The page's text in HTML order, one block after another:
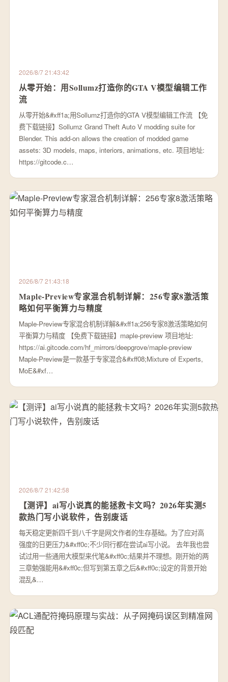
2026/8/7 21:43:42
从零开始：用Sollumz打造你的GTA V模型编辑工作
流
从零开始&#xff1a;用Sollumz打造你的GTA V模型编辑工作流 【免
费下载链接】Sollumz Grand Theft Auto V modding suite for
Blender. This add-on allows the creation of modded game
assets: 3D models, maps, interiors, animations, etc. 项目地址:
https://gitcode.c…
2026/8/7 21:43:18
Maple-Preview专家混合机制详解：256专家8激活策
略如何平衡算力与精度
Maple-Preview专家混合机制详解&#xff1a;256专家8激活策略如何
平衡算力与精度 【免费下载链接】maple-preview 项目地址:
https://ai.gitcode.com/hf_mirrors/deepgrove/maple-preview
Maple-Preview是一款基于专家混合&#xff08;Mixture of Experts,
MoE&#xf…
2026/8/7 21:42:58
【测评】ai写小说真的能拯救卡文吗？2026年实测5
款热门写小说软件，告别废话
每天稳定更新四千到八千字是网文作者的生存基础。为了应对高
强度的日更压力&#xff0c;不少同行都在尝试ai写小说。 去年我也尝
试过用一些通用大模型来代笔&#xff0c;结果并不理想。刚开始的两
三章勉强能用&#xff0c;但写到第五章之后&#xff0c;设定的背景开始
混乱&…